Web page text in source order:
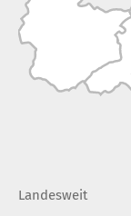
Landesweit